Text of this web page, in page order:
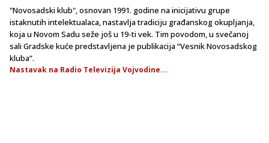
"Novosadski klub", osnovan 1991. godine na inicijativu grupe
istaknutih intelektualaca, nastavlja tradiciju građanskog okupljanja,
koja u Novom Sadu seže još u 19-ti vek. Tim povodom, u svečanoj
sali Gradske kuće predstavljena je publikacija “Vesnik Novosadskog
kluba”.
Nastavak na Radio Televizija Vojvodine...